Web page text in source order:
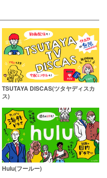
TSUTAYA DISCAS(ツタヤディスカ
ス)
Hulu(フールー)